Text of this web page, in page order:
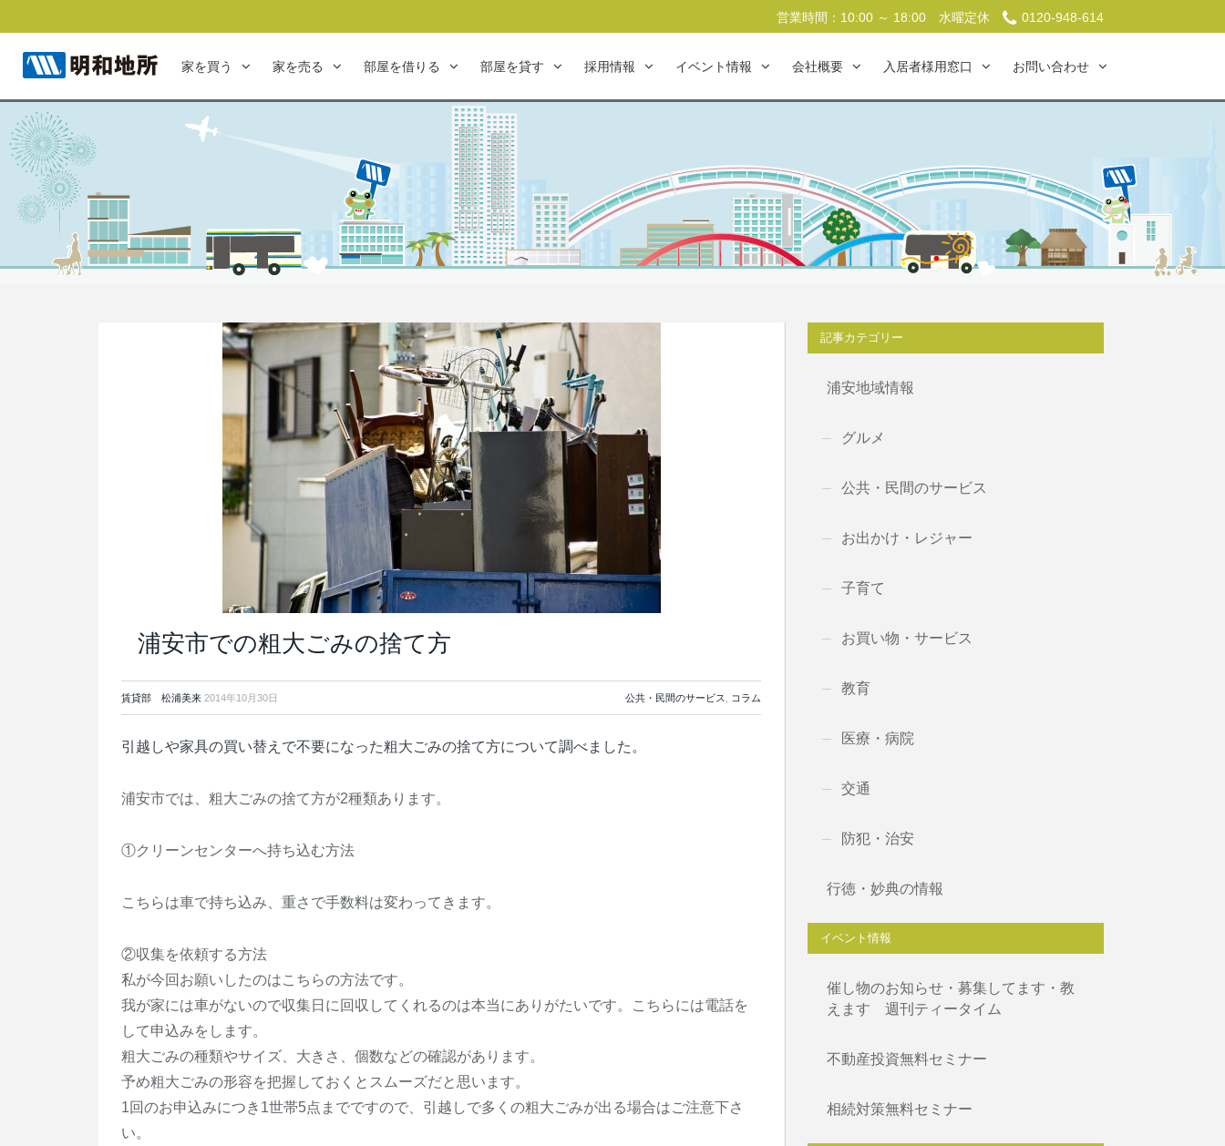
営業時間：10:00 ～ 18:00 水曜定休 0120-948-614
家を買う 家を売る 部屋を借りる 部屋を貸す 採用情報 イベント情報 会社概要 入居者様用窓口 お問い合わせ
浦安市での粗大ごみの捨て方
賃貸部 松浦美来 2014年10月30日 公共・民間のサービス コラム
引越しや家具の買い替えで不要になった粗大ごみの捨て方について調べました。
浦安市では、粗大ごみの捨て方が2種類あります。
①クリーンセンターへ持ち込む方法
こちらは車で持ち込み、重さで手数料は変わってきます。
②収集を依頼する方法
私が今回お願いしたのはこちらの方法です。
我が家には車がないので収集日に回収してくれるのは本当にありがたいです。こちらには電話を
して申込みをします。
粗大ごみの種類やサイズ、大きさ、個数などの確認があります。
予め粗大ごみの形容を把握しておくとスムーズだと思います。
1回のお申込みにつき1世帯5点までですので、引越しで多くの粗大ごみが出る場合はご注意下さ
い。
記事カテゴリー
浦安地域情報
グルメ
公共・民間のサービス
お出かけ・レジャー
子育て
お買い物・サービス
教育
医療・病院
交通
防犯・治安
行徳・妙典の情報
イベント情報
催し物のお知らせ・募集してます・教
えます 週刊ティータイム
不動産投資無料セミナー
相続対策無料セミナー